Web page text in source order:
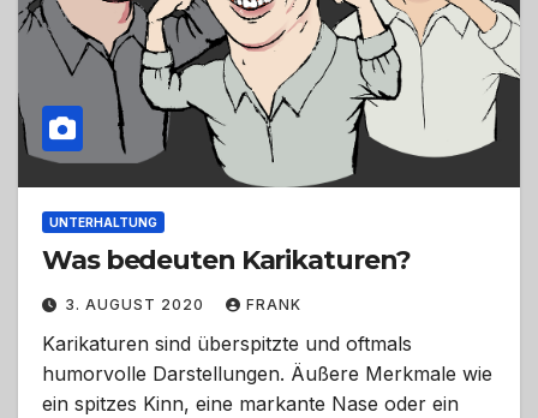
UNTERHALTUNG
Was bedeuten Karikaturen?
3. AUGUST 2020 FRANK
Karikaturen sind überspitzte und oftmals
humorvolle Darstellungen. Äußere Merkmale wie
ein spitzes Kinn, eine markante Nase oder ein